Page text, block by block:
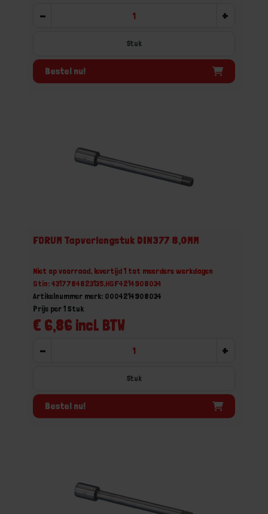
- +
Stuk
Bestel nu!
FORUM Tapverlengstuk DIN377 8,0MM
Niet op voorraad, levertijd 1 tot meerdere werkdagen
Gtin: 4317784823135,HGF4214908034
Artikelnummer merk: 0004214908034
€ 6,86 incl. BTW
Prijs per 1 Stuk
- +
Stuk
Bestel nu!